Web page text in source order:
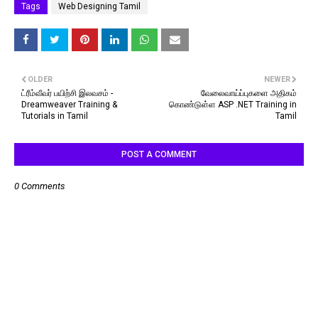
Tags Web Designing Tamil
NEWER
வேலைவாய்ப்புகளை அதிகம்
கொண்டுள்ள ASP .NET Training in
Tamil
OLDER
ட்ரீம்வீவர் பயிற்சி இலவசம் -
Dreamweaver Training &
Tutorials in Tamil
POST A COMMENT
0 Comments